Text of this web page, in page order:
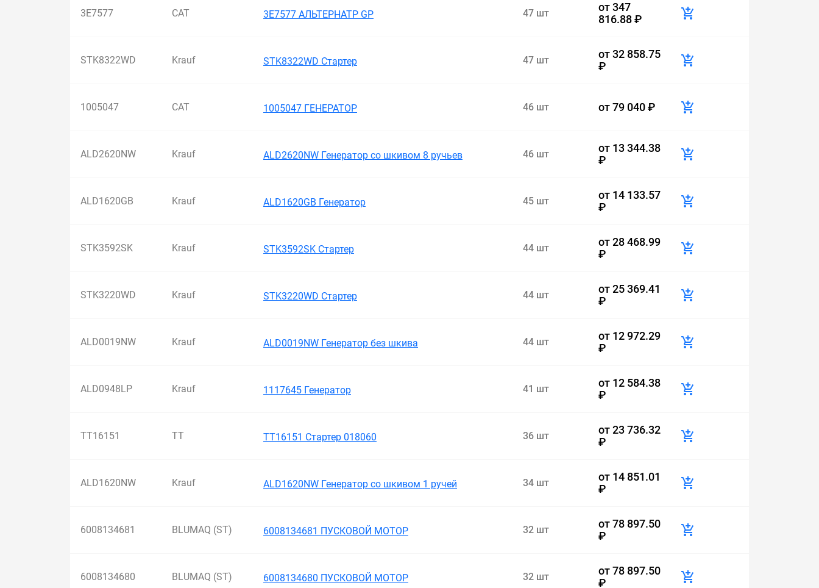
3E7577 CAT 3E7577 АЛЬТЕРНАТР GP 47 шт от347
816.88 ₽
STK8322WD Krauf STK8322WD Стартер 47 шт от32 858.75
₽
1005047 CAT 1005047 ГЕНЕРАТОР 46 шт от79 040 ₽
ALD2620NW Krauf ALD2620NW Генератор cо шкивом 8 ручьев 46 шт от 13 344.38
₽
ALD1620GB Krauf ALD1620GB Генератор 45 шт от 14 133.57
₽
STK3592SK Krauf STK3592SK Стартер 44 шт от28 468.99
₽
STK3220WD Krauf STK3220WD Стартер 44 шт от25 369.41
₽
ALD0019NW Krauf ALD0019NW Генератор без шкива 44 шт от 12 972.29
₽
ALD0948LP Krauf 1117645 Генератор 41 шт от 12 584.38
₽
TT16151 TT TT16151 Стартер 018060 36 шт от23 736.32
₽
ALD1620NW Krauf ALD1620NW Генератор cо шкивом 1 ручей 34 шт от 14 851.01
₽
6008134681 BLUMAQ (ST) 6008134681 ПУСКОВОЙ МОТОР 32 шт от78 897.50
₽
6008134680 BLUMAQ (ST) 6008134680 ПУСКОВОЙ МОТОР 32 шт от78 897.50
₽